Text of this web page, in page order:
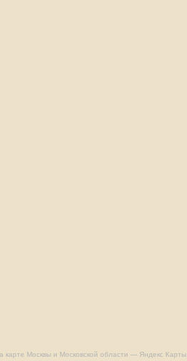
карте Москвы и Московской области — Яндекс Карты